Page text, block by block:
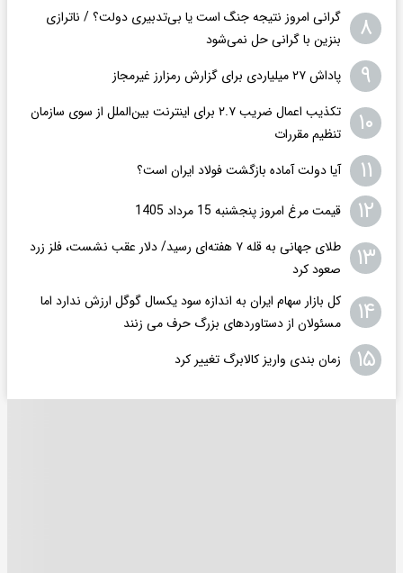
۸
گرانی امروز نتیجه جنگ است یا بی‌تدبیری دولت؟ / ناترازی
بنزین با گرانی حل نمی‌شود
۹ پاداش ۲۷ میلیاردی برای گزارش رمزارز غیرمجاز
۱۰
تکذیب اعمال ضریب ۲.۷ برای اینترنت بین‌الملل از سوی سازمان
تنظیم مقررات
۱۱ آیا دولت آماده بازگشت فولاد ایران است؟
۱۲ قیمت مرغ امروز پنجشنبه 15 مرداد 1405
۱۳
طلای جهانی به قله ۷ هفته‌ای رسید/ دلار عقب نشست، فلز زرد
صعود کرد
۱۴
کل بازار سهام ایران به اندازه سود یکسال گوگل ارزش ندارد اما
مسئولان از دستاوردهای بزرگ حرف می زنند
۱۵ زمان بندی واریز کالابرگ تغییر کرد